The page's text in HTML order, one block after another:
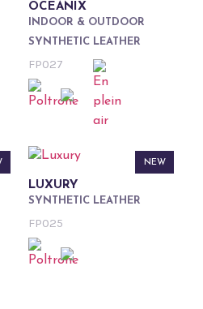
OCEANIX
INDOOR & OUTDOOR
SYNTHETIC LEATHER
FP027
NEW
LUXURY
SYNTHETIC LEATHER
FP025